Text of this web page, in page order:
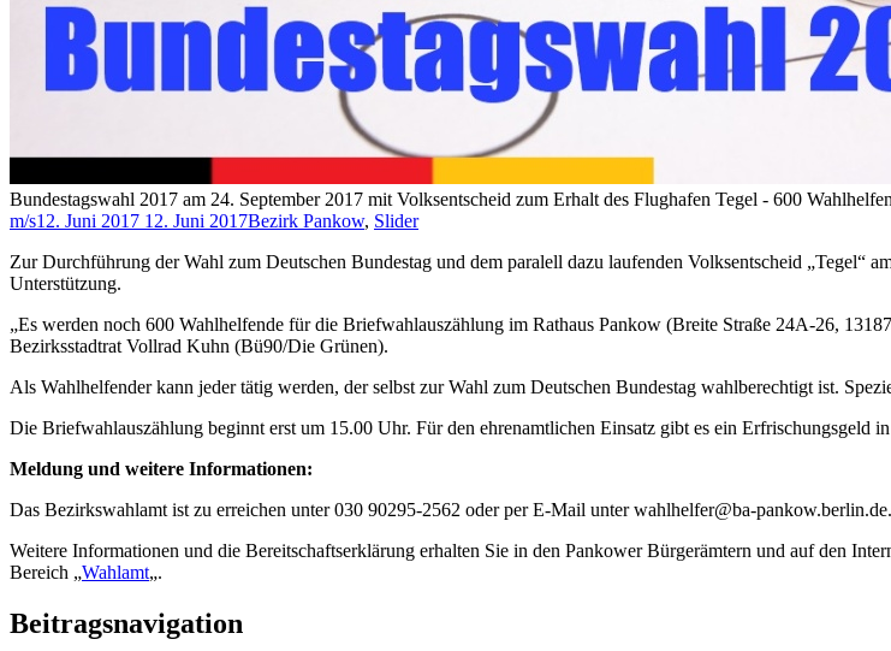
Bundestagswahl 2017 am 24. September 2017 mit Volksentscheid zum Erhalt des Flughafen Tegel - 600
m/s12. Juni 2017 12. Juni 2017Bezirk Pankow, Slider
Zur Durchführung der Wahl zum Deutschen Bundestag und dem paralell dazu laufenden Volksentscheid „Tegel“
Unterstützung.
„Es werden noch 600 Wahlhelfende für die Briefwahlauszählung im Rathaus Pankow (Breite Straße 24A-26,
Bezirksstadtrat Vollrad Kuhn (Bü90/Die Grünen).
Als Wahlhelfender kann jeder tätig werden, der selbst zur Wahl zum Deutschen Bundestag wahlberechtigt ist.
Die Briefwahlauszählung beginnt erst um 15.00 Uhr. Für den ehrenamtlichen Einsatz gibt es ein Erfrischungsgeld
Meldung und weitere Informationen:
Das Bezirkswahlamt ist zu erreichen unter 030 90295-2562 oder per E-Mail unter wahlhelfer@ba-pankow.berlin.de.
Weitere Informationen und die Bereitschaftserklärung erhalten Sie in den Pankower Bürgerämtern und auf den
Bereich „Wahlamt„.
Beitragsnavigation